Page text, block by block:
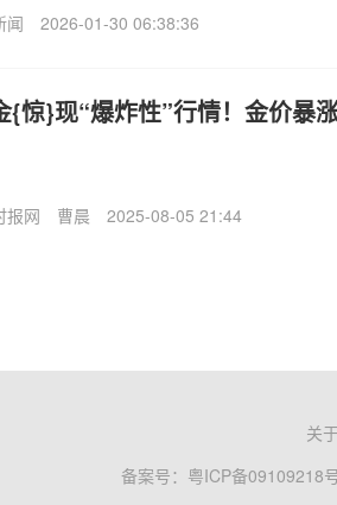
闻 2026-01-30 06:38:36
{惊}现“爆炸性”行情！金价暴
报网 曹晨 2025-08-05 21:44
关
备案号： 粤ICP备09109218